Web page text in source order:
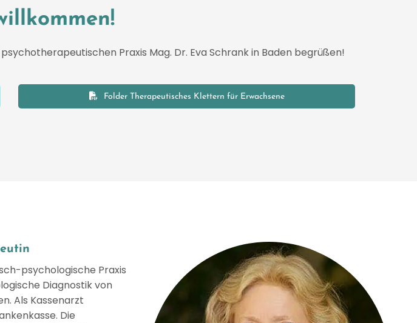
Praxis Mag. Dr. Eva Schrank in Baden begrüßen!
Folder Therapeutisches Klettern für Erwachsene
psychologische Praxis
Diagnostik von
Als Kassenarzt
Die